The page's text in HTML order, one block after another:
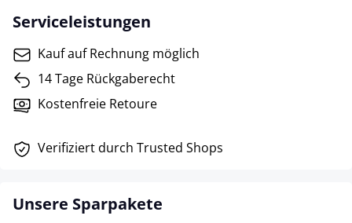
Serviceleistungen
Kauf auf Rechnung möglich
14 Tage Rückgaberecht
Kostenfreie Retoure
Verifiziert durch Trusted Shops
Unsere Sparpakete